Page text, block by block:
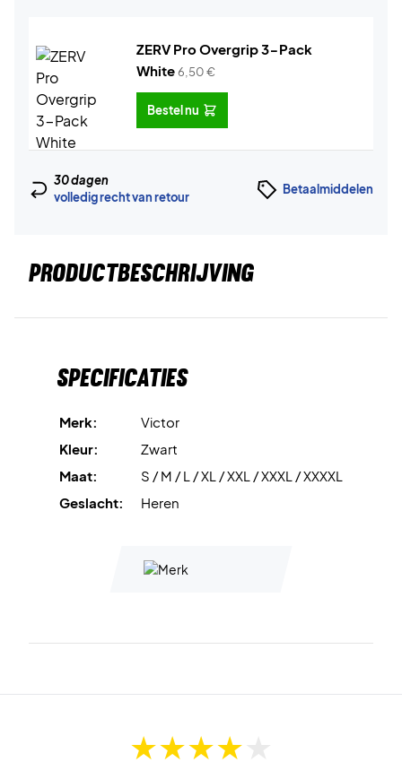
ZERV Pro Overgrip 3-Pack
White6,50€
Bestel nu
30 dagen
volledig recht van retour
Betaalmiddelen
PRODUCTBESCHRIJVING
Specificaties
Merk:
Victor
Kleur:
Zwart
Maat:
S / M / L / XL / XXL / XXXL / XXXXL
Geslacht:
Heren